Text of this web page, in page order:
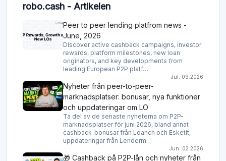
robo.cash - Artikelen
Peer to peer lending platfrom news -
June, 2026
Discover active cashback campaigns, investor
rewards, platform milestones, new loan
originators, and key developments from
leading European P2P platf…
Jul. 09.2026
Nyheter från peer-to-peer-
marknadsplatser: bonusar, nya funktioner
och uppdateringar om LO
Ta del av de senaste nyheterna om P2P-
marknadsplatser för juni 2026, bland annat
cashback-bonusar från Loanch och Esketit,
uppdateringar från Lenderm…
Jun. 02.2026
🎁 Cashback på P2P-lån och nyheter från